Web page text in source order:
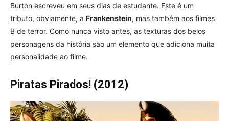
Burton escreveu em seus dias de estudante. Este é um
tributo, obviamente, a Frankenstein, mas também aos filmes
B de terror. Como nunca visto antes, as texturas dos belos
personagens da história são um elemento que adiciona muita
personalidade ao filme.
Piratas Pirados! (2012)